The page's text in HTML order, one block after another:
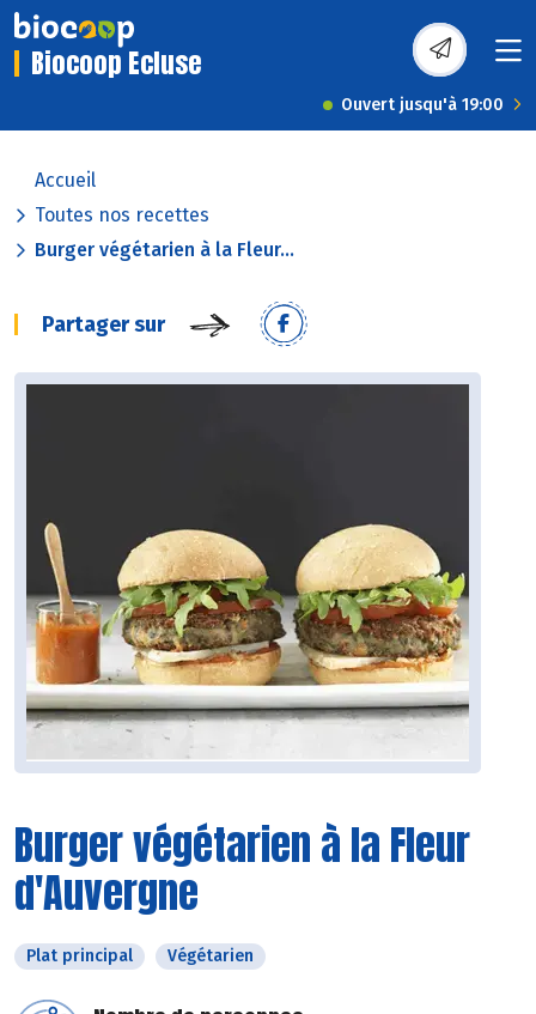
Biocoop Ecluse
Ouvert jusqu'à 19:00
Accueil
Toutes nos recettes
Burger végétarien à la Fleur...
Partager sur
Burger végétarien à la Fleur
d'Auvergne
Plat principal Végétarien